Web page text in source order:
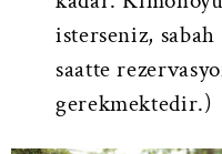
isterseniz,
saatte
gerekmektedir.)